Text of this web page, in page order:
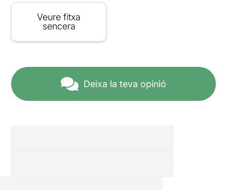
Veure fitxa
sencera
Deixa la teva opinió